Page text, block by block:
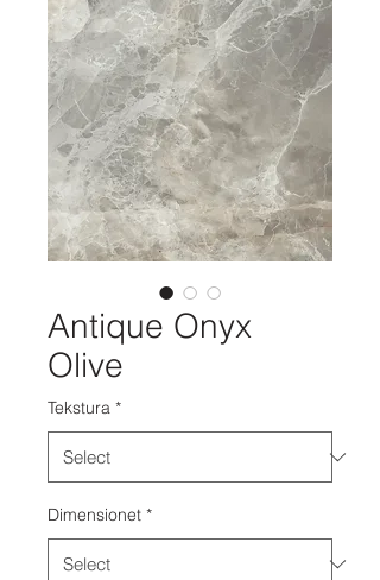
Antique Onyx
Olive
Tekstura *
Dimensionet *